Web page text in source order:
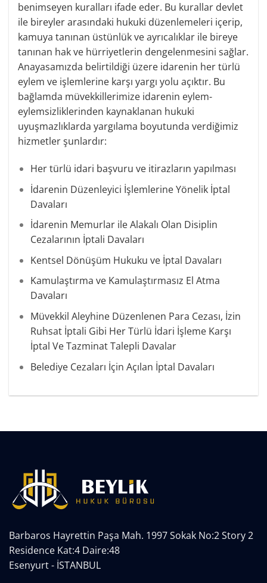
benimseyen kuralları ifade eder. Bu kurallar devlet
ile bireyler arasındaki hukuki düzenlemeleri içerip,
kamuya tanınan üstünlük ve ayrıcalıklar ile bireye
tanınan hak ve hürriyetlerin dengelenmesini sağlar.
Anayasamızda belirtildiği üzere idarenin her türlü
eylem ve işlemlerine karşı yargı yolu açıktır. Bu
bağlamda müvekkillerimize idarenin eylem-
eylemsizliklerinden kaynaklanan hukuki
uyuşmazlıklarda yargılama boyutunda verdiğimiz
hizmetler şunlardır:
Her türlü idari başvuru ve itirazların yapılması
İdarenin Düzenleyici İşlemlerine Yönelik İptal
Davaları
İdarenin Memurlar ile Alakalı Olan Disiplin
Cezalarının İptali Davaları
Kentsel Dönüşüm Hukuku ve İptal Davaları
Kamulaştırma ve Kamulaştırmasız El Atma
Davaları
Müvekkil Aleyhine Düzenlenen Para Cezası, İzin
Ruhsat İptali Gibi Her Türlü İdari İşleme Karşı
İptal Ve Tazminat Talepli Davalar
Belediye Cezaları İçin Açılan İptal Davaları
Barbaros Hayrettin Paşa Mah. 1997 Sokak No:2 Story 2
Residence Kat:4 Daire:48
Esenyurt - İSTANBUL